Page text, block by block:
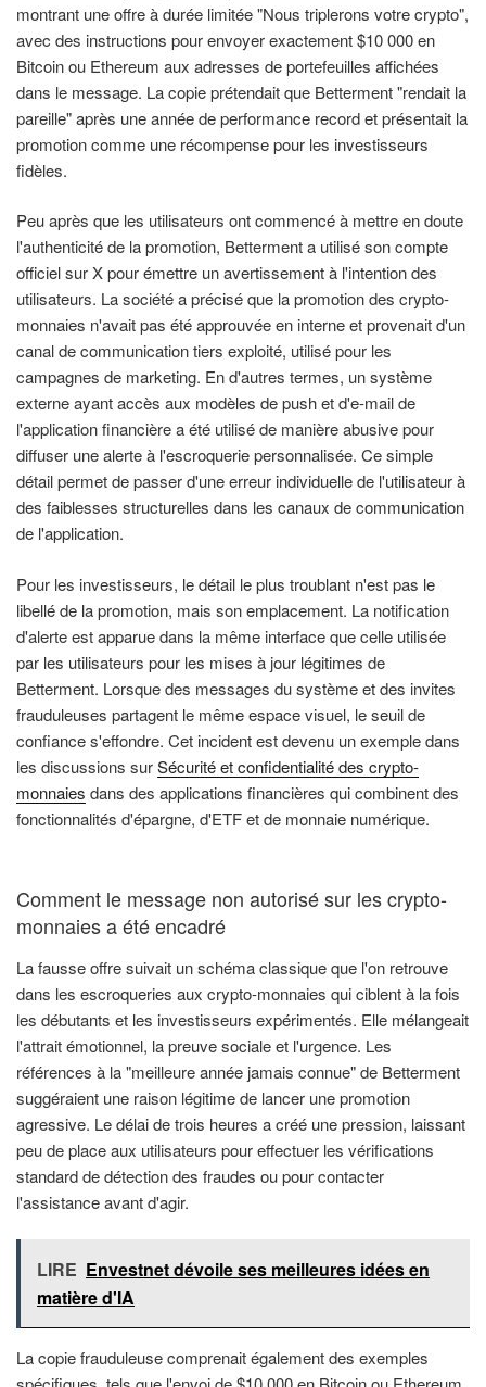
montrant une offre à durée limitée "Nous triplerons votre crypto",
avec des instructions pour envoyer exactement $10 000 en
Bitcoin ou Ethereum aux adresses de portefeuilles affichées
dans le message. La copie prétendait que Betterment "rendait la
pareille" après une année de performance record et présentait la
promotion comme une récompense pour les investisseurs
fidèles.
Peu après que les utilisateurs ont commencé à mettre en doute
l'authenticité de la promotion, Betterment a utilisé son compte
officiel sur X pour émettre un avertissement à l'intention des
utilisateurs. La société a précisé que la promotion des crypto-
monnaies n'avait pas été approuvée en interne et provenait d'un
canal de communication tiers exploité, utilisé pour les
campagnes de marketing. En d'autres termes, un système
externe ayant accès aux modèles de push et d'e-mail de
l'application financière a été utilisé de manière abusive pour
diffuser une alerte à l'escroquerie personnalisée. Ce simple
détail permet de passer d'une erreur individuelle de l'utilisateur à
des faiblesses structurelles dans les canaux de communication
de l'application.
Pour les investisseurs, le détail le plus troublant n'est pas le
libellé de la promotion, mais son emplacement. La notification
d'alerte est apparue dans la même interface que celle utilisée
par les utilisateurs pour les mises à jour légitimes de
Betterment. Lorsque des messages du système et des invites
frauduleuses partagent le même espace visuel, le seuil de
confiance s'effondre. Cet incident est devenu un exemple dans
les discussions surSécurité et confidentialité des crypto-
monnaies dans des applications financières qui combinent des
fonctionnalités d'épargne, d'ETF et de monnaie numérique.
Comment le message non autorisé sur les crypto-
monnaies a été encadré
La fausse offre suivait un schéma classique que l'on retrouve
dans les escroqueries aux crypto-monnaies qui ciblent à la fois
les débutants et les investisseurs expérimentés. Elle mélangeait
l'attrait émotionnel, la preuve sociale et l'urgence. Les
références à la "meilleure année jamais connue" de Betterment
suggéraient une raison légitime de lancer une promotion
agressive. Le délai de trois heures a créé une pression, laissant
peu de place aux utilisateurs pour effectuer les vérifications
standard de détection des fraudes ou pour contacter
l'assistance avant d'agir.
LIRE Envestnet dévoile ses meilleures idées en
matière d'IA
La copie frauduleuse comprenait également des exemples